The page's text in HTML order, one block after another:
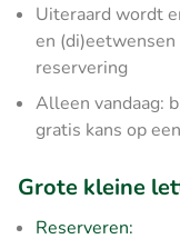
Uiteraard wordt
en
reservering
Alleen vandaag:
gratis kans op
Grote kleine
Reserveren: